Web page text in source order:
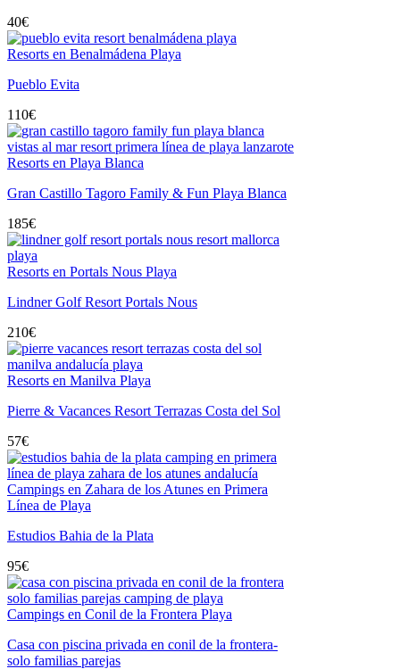
40€
Resorts en Benalmádena Playa
Pueblo Evita
110€
Resorts en Playa Blanca
Gran Castillo Tagoro Family & Fun Playa Blanca
185€
Resorts en Portals Nous Playa
Lindner Golf Resort Portals Nous
210€
Resorts en Manilva Playa
Pierre & Vacances Resort Terrazas Costa del Sol
57€
Campings en Zahara de los Atunes en Primera
Línea de Playa
Estudios Bahia de la Plata
95€
Campings en Conil de la Frontera Playa
Casa con piscina privada en conil de la frontera-
solo familias parejas